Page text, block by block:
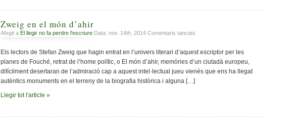
Zweig en el món d’ahir
Afegit a El llegir no fa perdre l'escriure Data: nov. 14th, 2014 Comentaris tancats
en
d’ahir
Els lectors de Stefan Zweig que hagin entrat en l’univers literari d’aquest escriptor per les
planes de Fouché, retrat de l’home polític, o El món d’ahir, memòries d’un ciutadà europeu,
difícilment desertaran de l’admiració cap a aquest intel·lectual jueu vienès que ens ha llegat
autèntics monuments en el terreny de la biografia històrica i alguna […]
Llegir tot l'article »